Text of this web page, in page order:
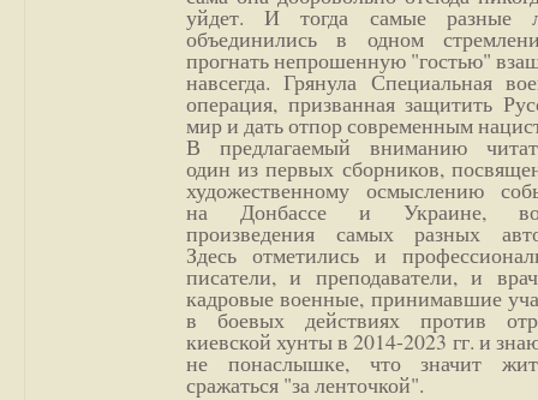
уйдет. И тогда самые разные
объединились в одном
прогнать непрошенную "гостью"
навсегда. Грянула Специальная
операция, призванная защитить
мир и дать отпор современным
В предлагаемый вниманию
один из первых сборников,
художественному осмыслению
на Донбассе и Украине,
произведения самых разных
Здесь отметились и
писатели, и преподаватели, и
кадровые военные, принимавшие
в боевых действиях против
киевской хунты в 2014-2023 гг. и
не понаслышке, что значит
сражаться "за ленточкой".